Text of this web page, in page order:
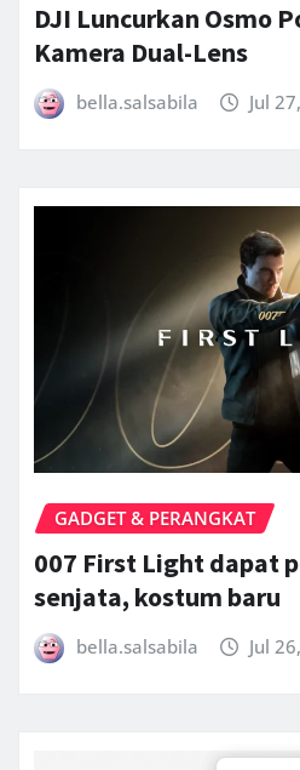
DJI Luncurkan Osmo
Kamera Dual-Lens
bella.salsabila Jul
GADGET & PERANGKAT
007 First Light dapat
senjata, kostum baru
bella.salsabila Jul